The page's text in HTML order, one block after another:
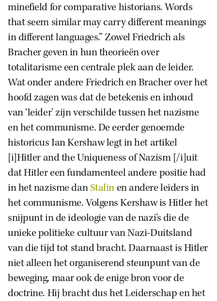
minefield for comparative historians. Words
that seem similar may carry different meanings
in different languages.” Zowel Friedrich als
Bracher geven in hun theorieën over
totalitarisme een centrale plek aan de leider.
Wat onder andere Friedrich en Bracher over het
hoofd zagen was dat de betekenis en inhoud
van ‘leider’ zijn verschilde tussen het nazisme
en het communisme. De eerder genoemde
historicus Ian Kershaw legt in het artikel
[i]Hitler and the Uniqueness of Nazism [/i]uit
dat Hitler een fundamenteel andere positie had
in het nazisme danStalinen andere leiders in
het communisme. Volgens Kershaw is Hitler het
snijpunt in de ideologie van de nazi’s die de
unieke politieke cultuur van Nazi-Duitsland
van die tijd tot stand bracht. Daarnaast is Hitler
niet alleen het organiserend steunpunt van de
beweging, maar ook de enige bron voor de
doctrine. Hij bracht dus het Leiderschap en het